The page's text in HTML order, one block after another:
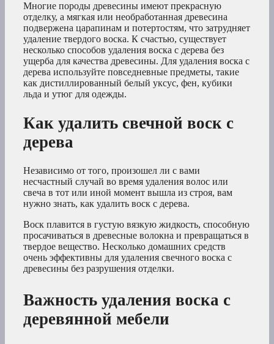
Многие породы древесины имеют прекрасную
отделку, а мягкая или необработанная древесина
подвержена царапинам и потертостям, что затрудняет
удаление твердого воска. К счастью, существует
несколько способов удаления воска с дерева без
ущерба для качества древесины. Для удаления воска с
дерева используйте повседневные предметы, такие
как дистиллированный белый уксус, фен, кубики
льда и утюг для одежды.
Как удалить свечной воск с
дерева
Независимо от того, произошел ли с вами
несчастный случай во время удаления волос или
свеча в тот или иной момент вышла из строя, вам
нужно знать, как удалить воск с дерева.
Воск плавится в густую вязкую жидкость, способную
просачиваться в древесные волокна и превращаться в
твердое вещество. Несколько домашних средств
очень эффективны для удаления свечного воска с
древесины без разрушения отделки.
Важность удаления воска с
деревянной мебели